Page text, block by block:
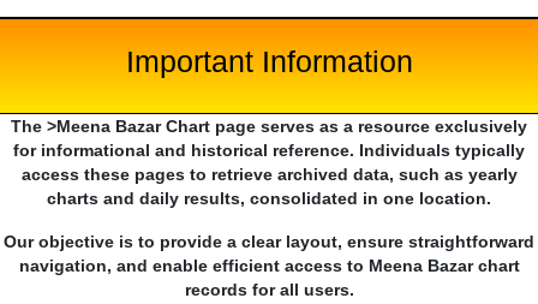
Important Information
The >Meena Bazar Chart page serves as a resource exclusively
for informational and historical reference. Individuals typically
access these pages to retrieve archived data, such as yearly
charts and daily results, consolidated in one location.
Our objective is to provide a clear layout, ensure straightforward
navigation, and enable efficient access to Meena Bazar chart
records for all users.